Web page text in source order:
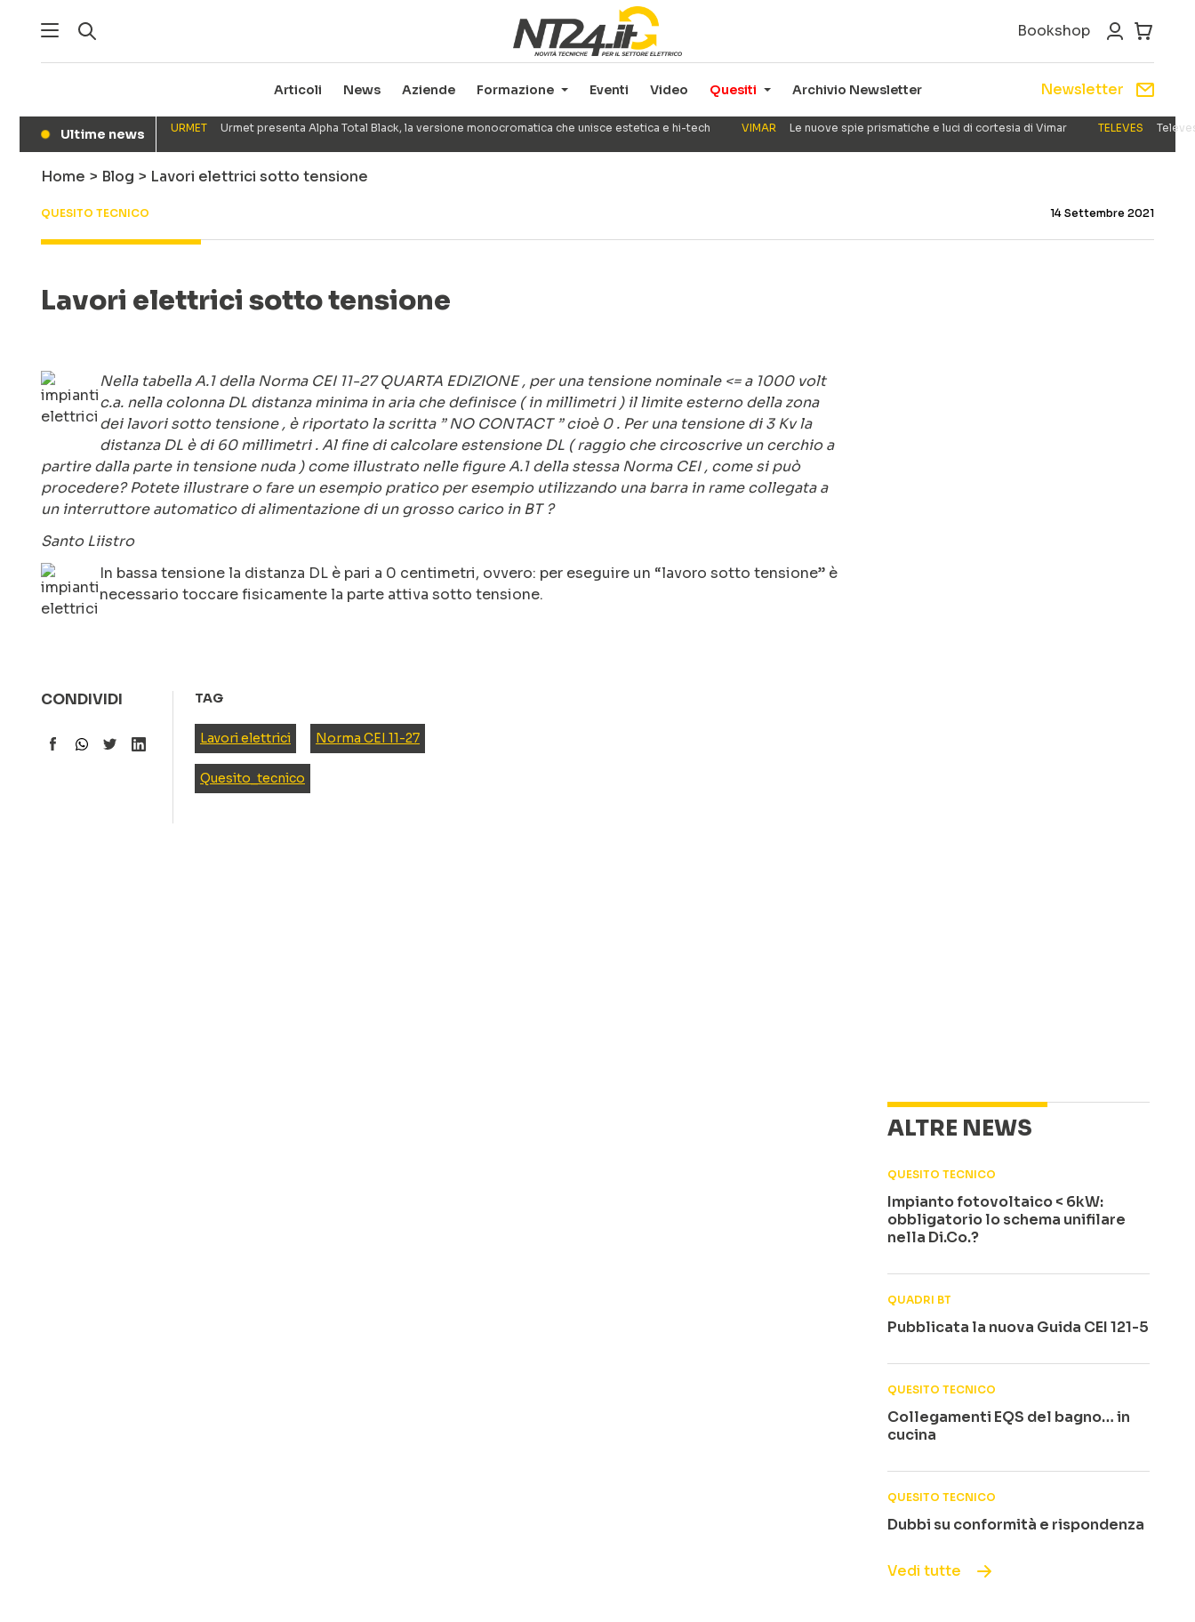
Bookshop
Articoli News Aziende Formazione Eventi Video Quesiti Archivio Newsletter Newsletter
● Ultime news URMET Urmet presenta Alpha Total Black, la versione monocromatica che unisce estetica e hi-tech VIMAR Le nuove spie prismatiche e luci di cortesia di Vimar TELEVES
Home > Blog > Lavori elettrici sotto tensione
QUESITO TECNICO 14 Settembre 2021
Lavori elettrici sotto tensione
Nella tabella A.1 della Norma CEI 11-27 QUARTA EDIZIONE , per una tensione nominale <= a 1000 volt
c.a. nella colonna DL distanza minima in aria che definisce ( in millimetri ) il limite esterno della zona
dei lavori sotto tensione , è riportato la scritta ” NO CONTACT ” cioè 0 . Per una tensione di 3 Kv la
distanza DL è di 60 millimetri . Al fine di calcolare estensione DL ( raggio che circoscrive un cerchio a
partire dalla parte in tensione nuda ) come illustrato nelle figure A.1 della stessa Norma CEI , come si può
procedere? Potete illustrare o fare un esempio pratico per esempio utilizzando una barra in rame collegata a
un interruttore automatico di alimentazione di un grosso carico in BT ?
Santo Liistro
In bassa tensione la distanza DL è pari a 0 centimetri, ovvero: per eseguire un “lavoro sotto tensione” è
necessario toccare fisicamente la parte attiva sotto tensione.
CONDIVIDI TAG
Lavori elettrici Norma CEI 11-27
Quesito_tecnico
ALTRE NEWS
QUESITO TECNICO
Impianto fotovoltaico < 6kW:
obbligatorio lo schema unifilare
nella Di.Co.?
QUADRI BT
Pubblicata la nuova Guida CEI 121-5
QUESITO TECNICO
Collegamenti EQS del bagno… in
cucina
QUESITO TECNICO
Dubbi su conformità e rispondenza
Vedi tutte